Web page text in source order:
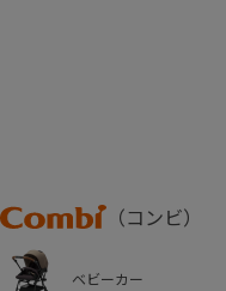
Combi
（コンビ）
ベビーカー